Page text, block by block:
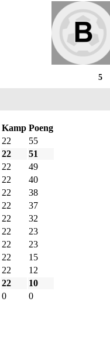
5
Kamp Poeng
22
55
22
51
22
49
22
40
22
38
22
37
22
32
22
23
22
23
22
15
22
12
22
10
0 0